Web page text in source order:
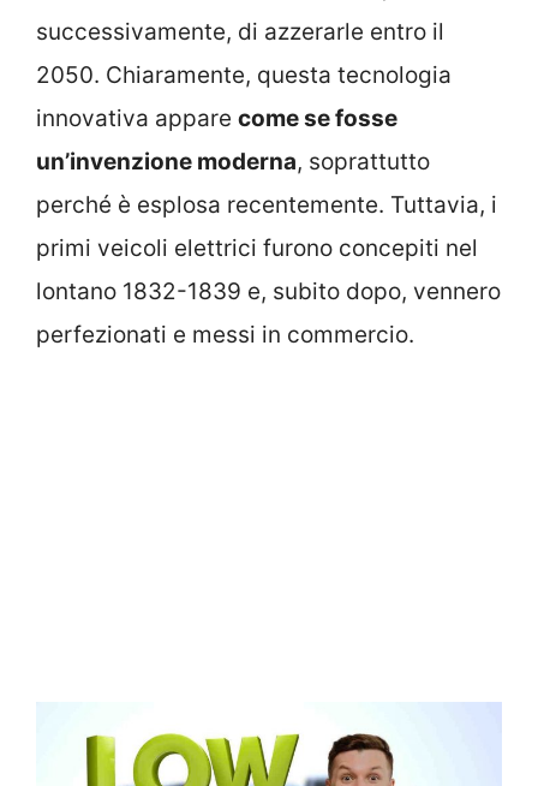
successivamente, di azzerarle entro il
2050. Chiaramente, questa tecnologia
innovativa appare come se fosse
un’invenzione moderna, soprattutto
perché è esplosa recentemente. Tuttavia, i
primi veicoli elettrici furono concepiti nel
lontano 1832-1839 e, subito dopo, vennero
perfezionati e messi in commercio.